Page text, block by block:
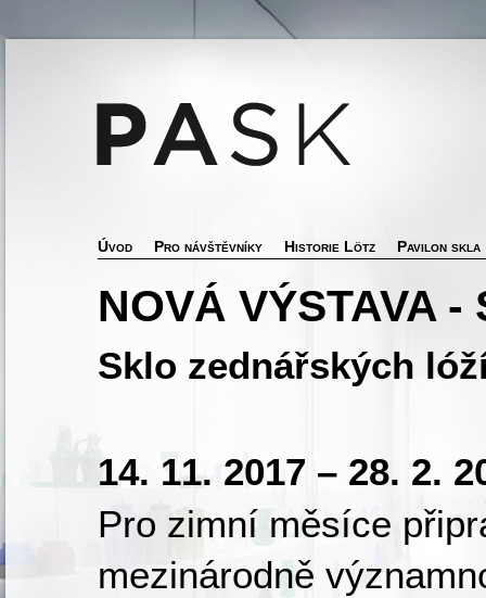
Úvod Pro návštěvníky Historie Lötz Pavilon skla
NOVÁ VÝSTAVA
Sklo zednářských
14. 11. 2017 – 28. 2.
Pro zimní měsíce
mezinárodně